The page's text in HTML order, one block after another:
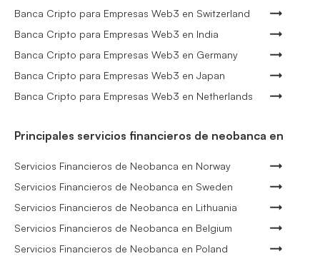
Banca Cripto para Empresas Web3 en Switzerland
Banca Cripto para Empresas Web3 en India
Banca Cripto para Empresas Web3 en Germany
Banca Cripto para Empresas Web3 en Japan
Banca Cripto para Empresas Web3 en Netherlands
Principales servicios financieros de neobanca en
Servicios Financieros de Neobanca en Norway
Servicios Financieros de Neobanca en Sweden
Servicios Financieros de Neobanca en Lithuania
Servicios Financieros de Neobanca en Belgium
Servicios Financieros de Neobanca en Poland